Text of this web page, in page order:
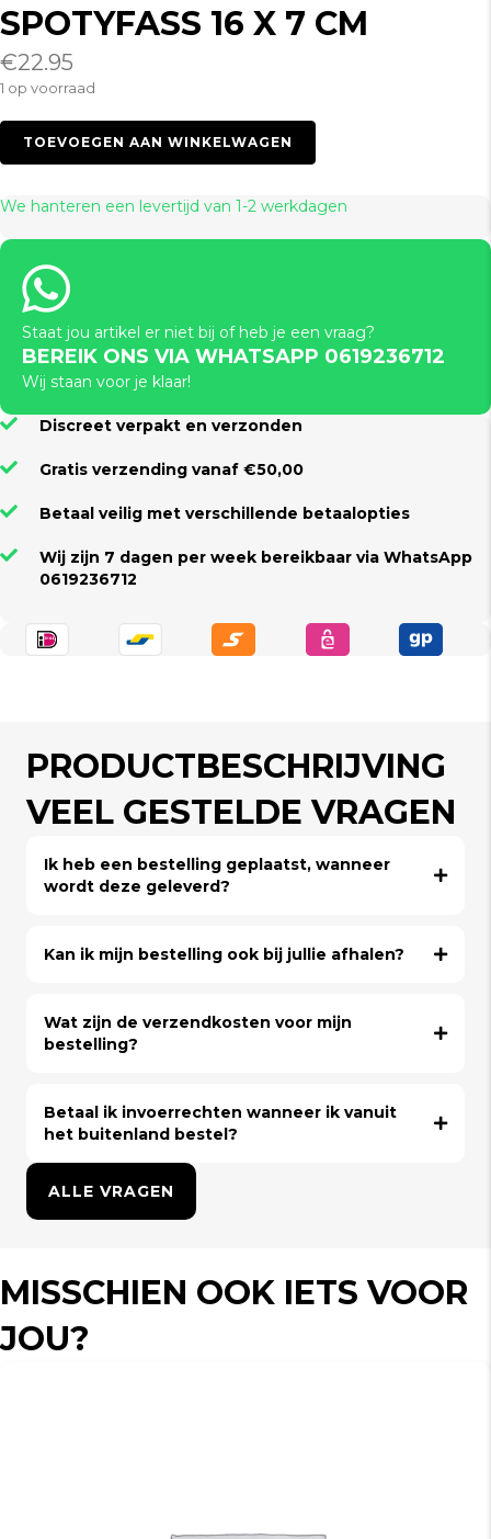
SPOTYFASS 16 X 7 CM
€22.95
1 op voorraad
Spotyfass
7
cm
aantal
TOEVOEGEN AAN WINKELWAGEN
We hanteren een levertijd van 1-2 werkdagen
Staat jou artikel er niet bij of heb je een vraag?
BEREIK ONS VIA WHATSAPP 0619236712
Wij staan voor je klaar!
Discreet verpakt en verzonden
Gratis verzending vanaf €50,00
Betaal veilig met verschillende betaalopties
Wij zijn 7 dagen per week bereikbaar via WhatsApp
0619236712
PRODUCTBESCHRIJVING
VEEL GESTELDE VRAGEN
Ik heb een bestelling geplaatst, wanneer
wordt deze geleverd?
Kan ik mijn bestelling ook bij jullie afhalen?
Wat zijn de verzendkosten voor mijn
bestelling?
Betaal ik invoerrechten wanneer ik vanuit
het buitenland bestel?
ALLE VRAGEN
MISSCHIEN OOK IETS VOOR
JOU?